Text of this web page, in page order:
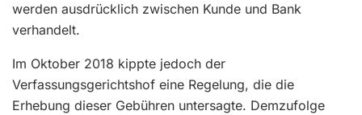
werden ausdrücklich zwischen Kunde und Bank
verhandelt.
Im Oktober 2018 kippte jedoch der
Verfassungsgerichtshof eine Regelung, die die
Erhebung dieser Gebühren untersagte. Demzufolge